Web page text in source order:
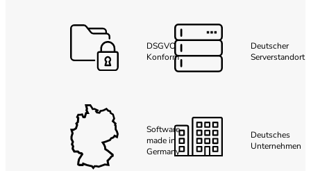
DSGVO
Konform
Deutscher
Serverstandort
Software
made in
Germany
Deutsches
Unternehmen